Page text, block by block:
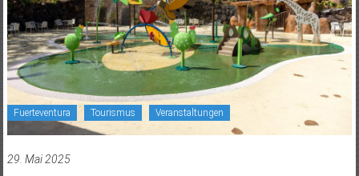
Fuerteventura Tourismus Veranstaltungen
29. Mai 2025